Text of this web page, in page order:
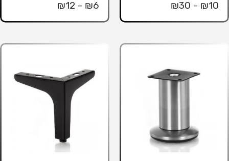
₪10 - ₪30
₪6 - ₪12